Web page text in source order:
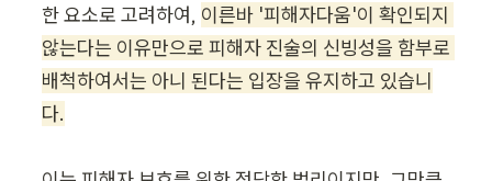
한 요소로 고려하여, 이른바 '피해자다움'이 확인되지
않는다는 이유만으로 피해자 진술의 신빙성을 함부로
배척하여서는 아니 된다는 입장을 유지하고 있습니
다.